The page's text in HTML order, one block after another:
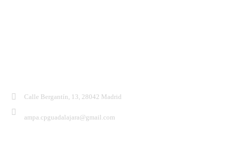
Calle Bergantín, 13, 28042 Madrid
ampa.cpguadalajara@gmail.com